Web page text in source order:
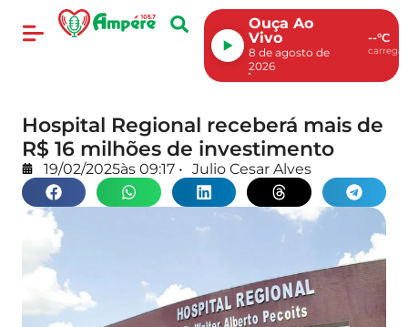
Ouça Ao
Vivo
8 de agosto de
2026
--°C
Hospital Regional receberá mais de
R$ 16 milhões de investimento
19/02/2025às 09:17 • Julio Cesar Alves